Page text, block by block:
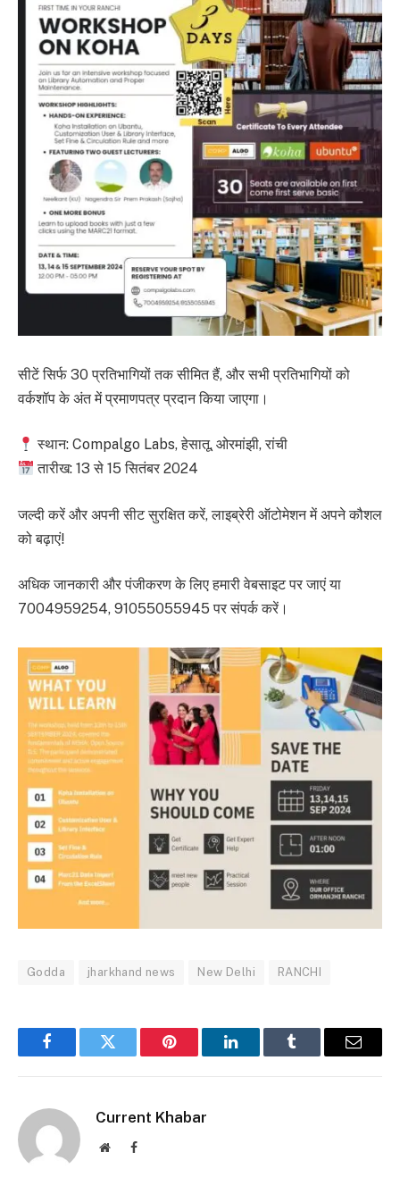
सीटें सिर्फ 30 प्रतिभागियों तक सीमित हैं, और सभी प्रतिभागियों को
वर्कशॉप के अंत में प्रमाणपत्र प्रदान किया जाएगा।
स्थान: Compalgo Labs, हेसातू, ओरमांझी, रांची
तारीख: 13 से 15 सितंबर 2024
जल्दी करें और अपनी सीट सुरक्षित करें, लाइब्रेरी ऑटोमेशन में अपने कौशल
को बढ़ाएं!
अधिक जानकारी और पंजीकरण के लिए हमारी वेबसाइट पर जाएं या
7004959254, 91055055945 पर संपर्क करें।
Godda jharkhand news New Delhi RANCHI
FacebookTwitter Pinterest LinkedInTumblr Email
Current Khabar
WebsiteFacebook